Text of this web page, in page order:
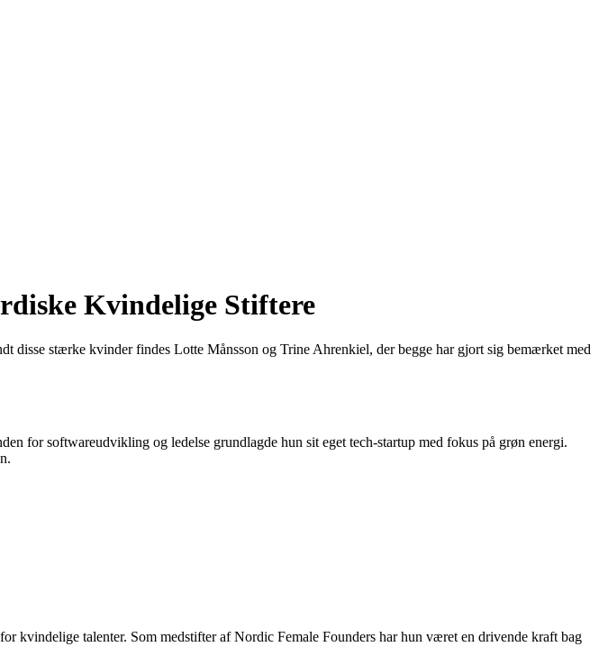
Kvindelige Stiftere
disse stærke kvinder findes Lotte Månsson og Trine Ahrenkiel, der begge har gjort sig bemærket med
for softwareudvikling og ledelse grundlagde hun sit eget tech-startup med fokus på grøn energi.
kvindelige talenter. Som medstifter af Nordic Female Founders har hun været en drivende kraft bag